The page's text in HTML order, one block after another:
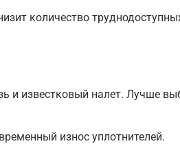
количество
и известковый налет. Лучше
износ уплотнителей.